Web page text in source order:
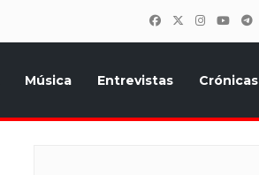
Música Entrevistas Crónicas